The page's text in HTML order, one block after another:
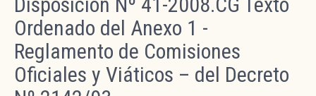
Ordenado del Anexo 1 -
Reglamento de Comisiones
Oficiales y Viáticos – del Decreto